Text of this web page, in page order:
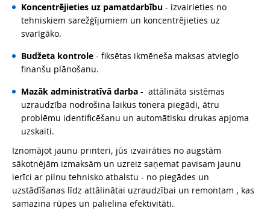
Koncentrējieties uz pamatdarbību - izvairieties no
tehniskiem sarežģījumiem un koncentrējieties uz
svarīgāko.
Budžeta kontrole - fiksētas ikmēneša maksas atvieglo
finanšu plānošanu.
Mazāk administratīvā darba - attālināta sistēmas
uzraudzība nodrošina laikus tonera piegādi, ātru
problēmu identificēšanu un automātisku drukas apjoma
uzskaiti.
Iznomājot jaunu printeri, jūs izvairāties no augstām
sākotnējām izmaksām un uzreiz saņemat pavisam jaunu
ierīci ar pilnu tehnisko atbalstu - no piegādes un
uzstādīšanas līdz attālinātai uzraudzībai un remontam , kas
samazina rūpes un palielina efektivitāti.